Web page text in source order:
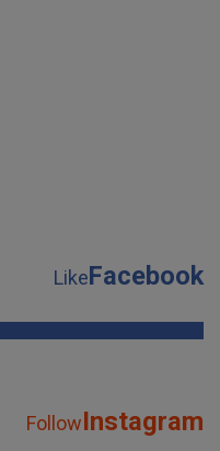
LikeFacebook
FollowInstagram